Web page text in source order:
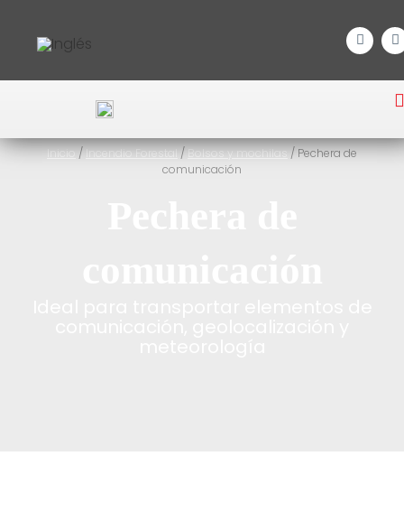
Inicio/Incendio Forestal/Bolsos y mochilas/ Pechera de
comunicación